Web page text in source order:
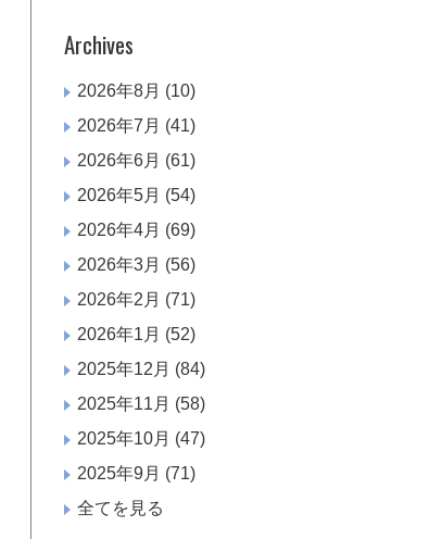
Archives
2026年8月 (10)
2026年7月 (41)
2026年6月 (61)
2026年5月 (54)
2026年4月 (69)
2026年3月 (56)
2026年2月 (71)
2026年1月 (52)
2025年12月 (84)
2025年11月 (58)
2025年10月 (47)
2025年9月 (71)
全てを見る